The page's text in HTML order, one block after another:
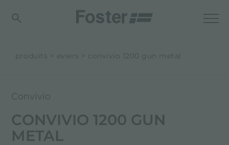
produits eviers convivio 1200 gun metal
Convivio
CONVIVIO 1200 GUN
METAL